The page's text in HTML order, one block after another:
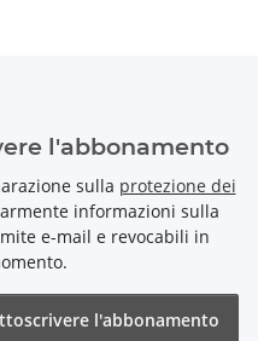
l'abbonamento
sulla protezione dei
informazioni sulla
e-mail e revocabili in
l'abbonamento